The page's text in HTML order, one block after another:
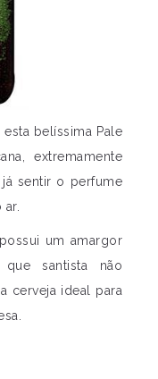
belíssima Pale
extremamente
sentir o perfume
um amargor
santista não
cerveja ideal para